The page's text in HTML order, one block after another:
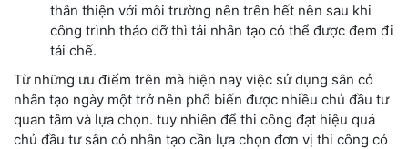
thân thiện với môi trường nên trên hết nên sau khi
công trình tháo dỡ thì tải nhân tạo có thể được đem đi
tái chế.
Từ những ưu điểm trên mà hiện nay việc sử dụng sân cỏ
nhân tạo ngày một trở nên phổ biến được nhiều chủ đầu tư
quan tâm và lựa chọn. tuy nhiên để thi công đạt hiệu quả
chủ đầu tư sân cỏ nhân tạo cần lựa chọn đơn vị thi công có